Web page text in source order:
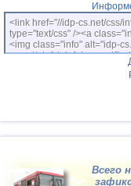
20.03 Крушение
20.03Аварийная
Сиднее
Наводнения
Крушение
Йорке
31.03
Крушение
<link href="//idp-cs.net/css/
type="text/css" /><a
<img class="info" alt="idp-
cs.net/pix/idpinfok_sm.gif"
Всего